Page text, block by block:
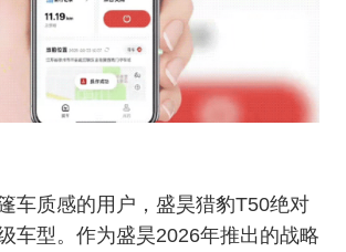
车质感的用户，盛昊猎豹T50绝对
车型。作为盛昊2026年推出的战略